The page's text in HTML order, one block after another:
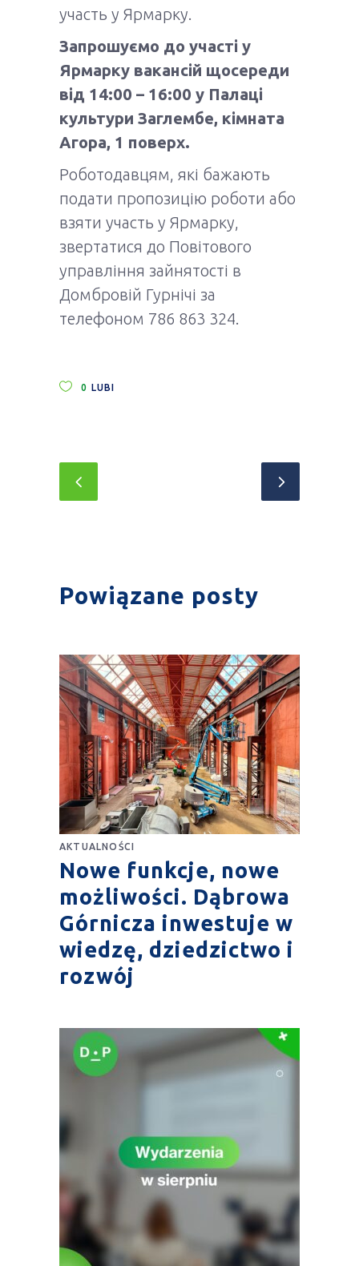
участь у Ярмарку.
Запрошуємо до участі у
Ярмарку вакансій щосереди
від 14:00 – 16:00 у Палаці
культури Заглембе, кімната
Агора, 1 поверх.
Роботодавцям, які бажають
подати пропозицію роботи або
взяти участь у Ярмарку,
звертатися до Повітового
управління зайнятості в
Домбровій Гурнічі за
телефоном 786 863 324.
0 LUBI
Powiązane posty
AKTUALNOŚCI
Nowe funkcje, nowe
możliwości. Dąbrowa
Górnicza inwestuje w
wiedzę, dziedzictwo i
rozwój